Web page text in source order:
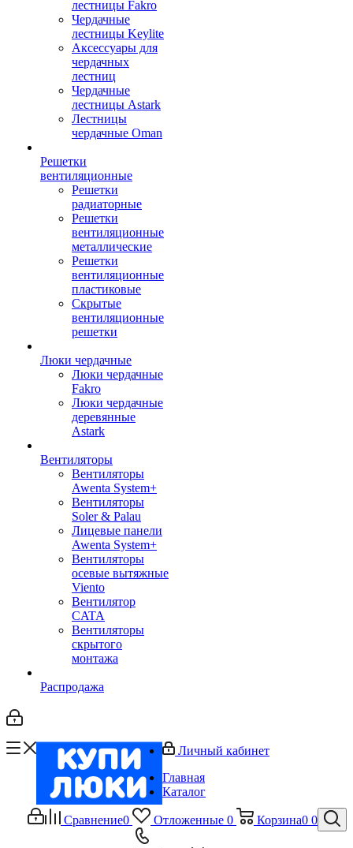
лестницы Fakro
Чердачные
лестницы Keylite
Аксессуары для
чердачных
лестниц
Чердачные
лестницы Astark
Лестницы
чердачные Oman
Решетки
вентиляционные
Решетки
радиаторные
Решетки
вентиляционные
металлические
Решетки
вентиляционные
пластиковые
Скрытые
вентиляционные
решетки
Люки чердачные
Люки чердачные
Fakro
Люки чердачные
деревянные
Astark
Вентиляторы
Вентиляторы
Awenta System+
Вентиляторы
Soler & Palau
Лицевые панели
Awenta System+
Вентиляторы
осевые вытяжные
Viento
Вентилятор
CATA
Вентиляторы
скрытого
монтажа
Распродажа
Сравнение0 Отложенные 0 Корзина0 0
Личный кабинет
Главная
Каталог